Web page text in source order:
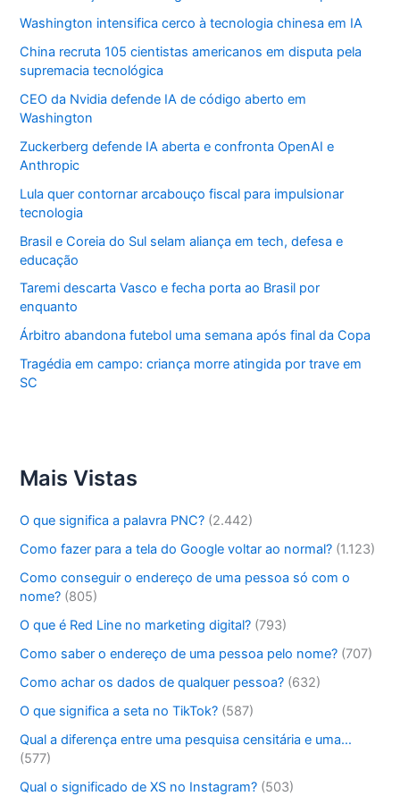
Washington intensifica cerco à tecnologia chinesa em IA
China recruta 105 cientistas americanos em disputa pela
supremacia tecnológica
CEO da Nvidia defende IA de código aberto em
Washington
Zuckerberg defende IA aberta e confronta OpenAI e
Anthropic
Lula quer contornar arcabouço fiscal para impulsionar
tecnologia
Brasil e Coreia do Sul selam aliança em tech, defesa e
educação
Taremi descarta Vasco e fecha porta ao Brasil por
enquanto
Árbitro abandona futebol uma semana após final da Copa
Tragédia em campo: criança morre atingida por trave em
SC
Mais Vistas
O que significa a palavra PNC? (2.442)
Como fazer para a tela do Google voltar ao normal? (1.123)
Como conseguir o endereço de uma pessoa só com o
nome? (805)
O que é Red Line no marketing digital? (793)
Como saber o endereço de uma pessoa pelo nome? (707)
Como achar os dados de qualquer pessoa? (632)
O que significa a seta no TikTok? (587)
Qual a diferença entre uma pesquisa censitária e uma…
(577)
Qual o significado de XS no Instagram? (503)